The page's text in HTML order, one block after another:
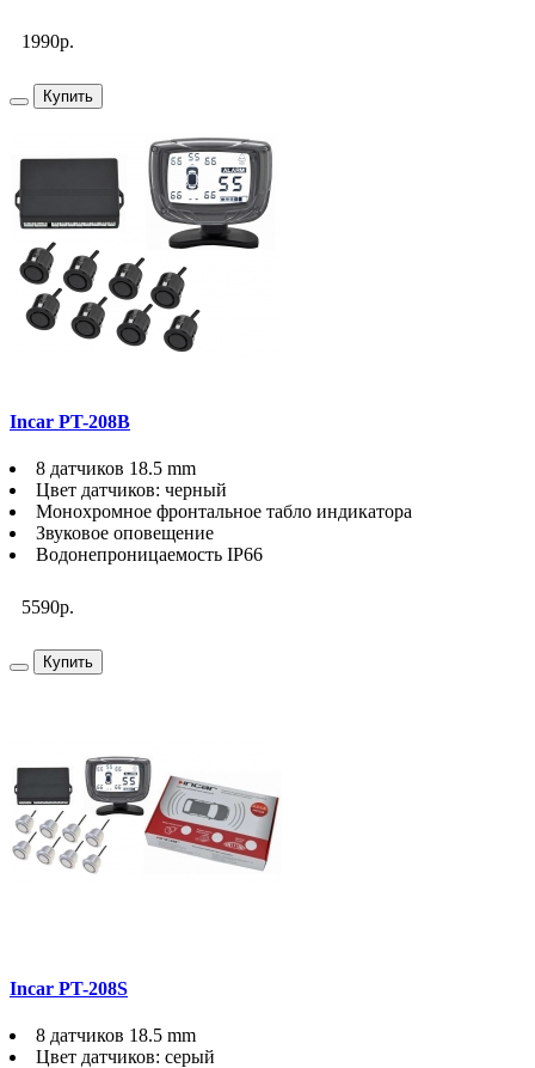
1990р.
Купить
Incar PT-208B
8 датчиков 18.5 mm
Цвет датчиков: черный
Монохромное фронтальное табло индикатора
Звуковое оповещение
Водонепроницаемость IP66
5590р.
Купить
Incar PT-208S
8 датчиков 18.5 mm
Цвет датчиков: серый